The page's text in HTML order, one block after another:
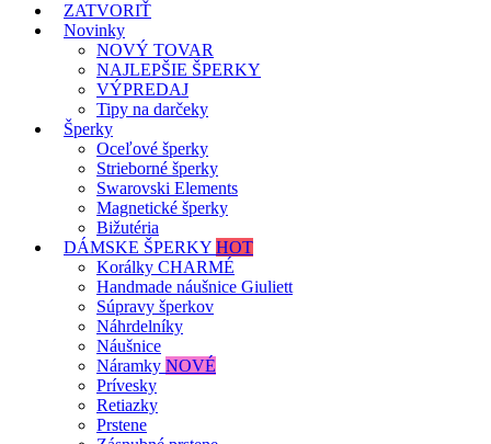
ZATVORIŤ
Novinky
NOVÝ TOVAR
NAJLEPŠIE ŠPERKY
VÝPREDAJ
Tipy na darčeky
Šperky
Oceľové šperky
Strieborné šperky
Swarovski Elements
Magnetické šperky
Bižutéria
DÁMSKE ŠPERKY HOT
Korálky CHARMÉ
Handmade náušnice Giuliett
Súpravy šperkov
Náhrdelníky
Náušnice
Náramky NOVÉ
Prívesky
Retiazky
Prstene